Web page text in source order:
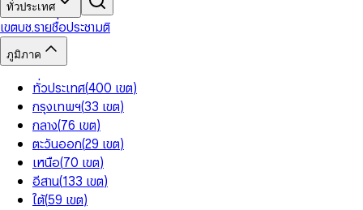
ทั่วประเทศ
เขตบช.รายชื่อประชามติ
ภูมิภาค
ทั่วประเทศ(400 เขต)
กรุงเทพฯ(33 เขต)
กลาง(76 เขต)
ตะวันออก(29 เขต)
เหนือ(70 เขต)
อีสาน(133 เขต)
ใต้(59 เขต)